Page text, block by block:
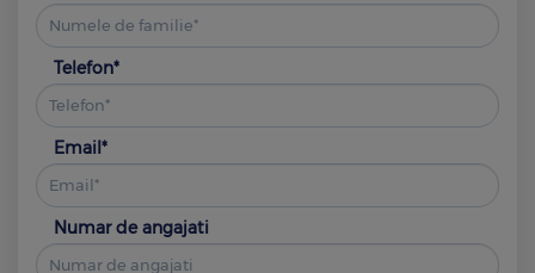
Telefon*
Email*
Numar de angajati